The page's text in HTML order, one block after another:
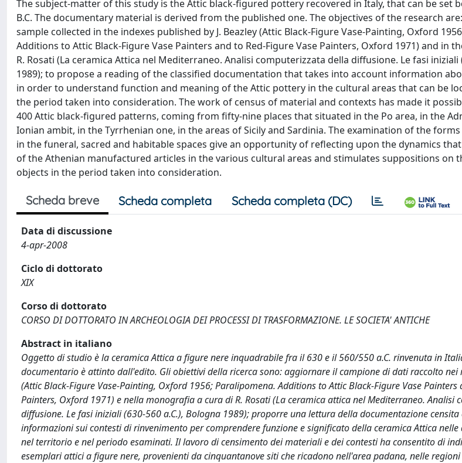
The subject-matter of this study is the Attic black-figured pottery recovered in Italy, that can be set
B.C. The documentary material is derived from the published one. The objectives of the research
sample collected in the indexes published by J. Beazley (Attic Black-Figure Vase-Painting, Oxford
Additions to Attic Black-Figure Vase Painters and to Red-Figure Vase Painters, Oxford 1971) and in
R. Rosati (La ceramica Attica nel Mediterraneo. Analisi computerizzata della diffusione. Le fasi iniziali
1989); to propose a reading of the classified documentation that takes into account information
in order to understand function and meaning of the Attic pottery in the cultural areas that can be
the period taken into consideration. The work of census of material and contexts has made it
400 Attic black-figured patterns, coming from fifty-nine places that situated in the Po area, in the
Ionian ambit, in the Tyrrhenian one, in the areas of Sicily and Sardinia. The examination of the
in the funeral, sacred and habitable spaces give an opportunity of reflecting upon the dynamics
of the Athenian manufactured articles in the various cultural areas and stimulates suppositions on
objects in the period taken into consideration.
Scheda breve Scheda completa Scheda completa (DC)
Data di discussione
4-apr-2008
Ciclo di dottorato
XIX
Corso di dottorato
CORSO DI DOTTORATO IN ARCHEOLOGIA DEI PROCESSI DI TRASFORMAZIONE. LE SOCIETA' ANTICHE
Abstract in italiano
Oggetto di studio è la ceramica Attica a figure nere inquadrabile fra il 630 e il 560/550 a.C. rinvenuta in
documentario è attinto dall'edito. Gli obiettivi della ricerca sono: aggiornare il campione di dati raccolto nei
(Attic Black-Figure Vase-Painting, Oxford 1956; Paralipomena. Additions to Attic Black-Figure Vase Painters
Painters, Oxford 1971) e nella monografia a cura di R. Rosati (La ceramica attica nel Mediterraneo. Analisi
diffusione. Le fasi iniziali (630-560 a.C.), Bologna 1989); proporre una lettura della documentazione
informazioni sui contesti di rinvenimento per comprendere funzione e significato della ceramica Attica
nel territorio e nel periodo esaminati. Il lavoro di censimento dei materiali e dei contesti ha consentito di
esemplari attici a figure nere, provenienti da cinquantanove siti che ricadono nell'area padana, nelle